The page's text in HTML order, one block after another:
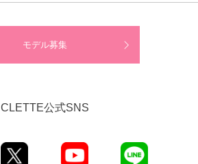
モデル募集
CLETTE公式SNS